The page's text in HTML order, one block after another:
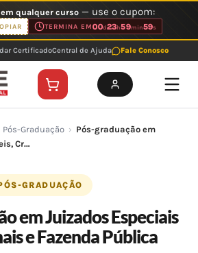
qualquer curso— use o cupom:
TERMINA EM00d23h59min59s
CertificadoCentral de Ajuda Fale Conosco
Pós-Graduação › Pós-graduação em
Cr…
GRADUAÇÃO
em Juizados Especiais
e Fazenda Pública